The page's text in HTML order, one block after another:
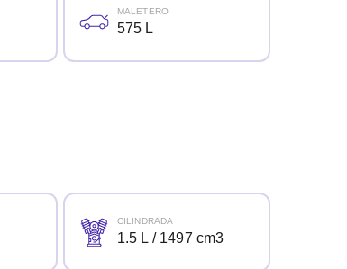
MALETERO
575 L
CILINDRADA
1.5 L / 1497 cm3